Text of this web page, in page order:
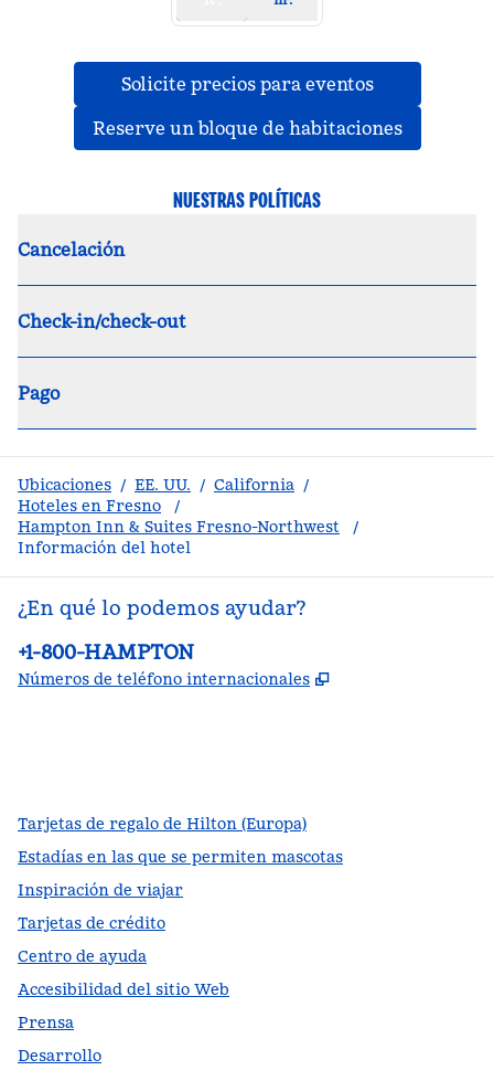
Solicite precios para eventos,
Reserve un bloque de habitaciones,
NUESTRAS POLÍTICAS
Cancelación
Check-in/check-out
Pago
Ubicaciones / EE. UU. / California /
Hoteles en Fresno
/
Hampton Inn & Suites Fresno-Northwest
/
Información del hotel
¿En qué lo podemos ayudar?
Teléfono:
+1-800-HAMPTON
Números de teléfono internacionales ,
Tarjetas de regalo de Hilton (Europa)
Estadías en las que se permiten mascotas
Inspiración de viajar
Tarjetas de crédito
Centro de ayuda
Accesibilidad del sitio Web
Prensa
Desarrollo